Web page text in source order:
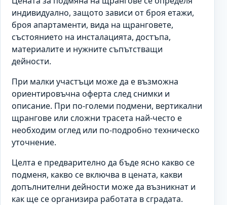
индивидуално, защото зависи от броя етажи,
броя апартаменти, вида на щранговете,
състоянието на инсталацията, достъпа,
материалите и нужните съпътстващи
дейности.
При малки участъци може да е възможна
ориентировъчна оферта след снимки и
описание. При по-големи подмени, вертикални
щрангове или сложни трасета най-често е
необходим оглед или по-подробно техническо
уточнение.
Целта е предварително да бъде ясно какво се
подменя, какво се включва в цената, какви
допълнителни дейности може да възникнат и
как ще се организира работата в сградата.